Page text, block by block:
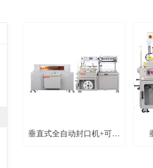
垂直式全自动封口机+可视